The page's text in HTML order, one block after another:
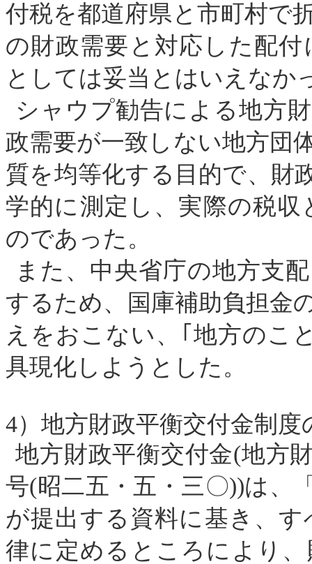
付税を都道府県と市町村で
の財政需要と対応した配
としては妥当とはいえなか
シャウプ勧告による地方
政需要が一致しない地方団
質を均等化する目的で、財
学的に測定し、実際の税
のであった。
また、中央省庁の地方支
するため、国庫補助負担金
えをおこない、｢地方のこ
具現化しようとした。
4）地方財政平衡交付金制度
地方財政平衡交付金(地方
号(昭二五・五・三〇))は、
が提出する資料に基き、
律に定めるところにより